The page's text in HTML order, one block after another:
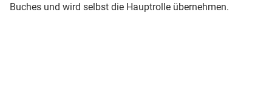
Buches und wird selbst die Hauptrolle übernehmen.